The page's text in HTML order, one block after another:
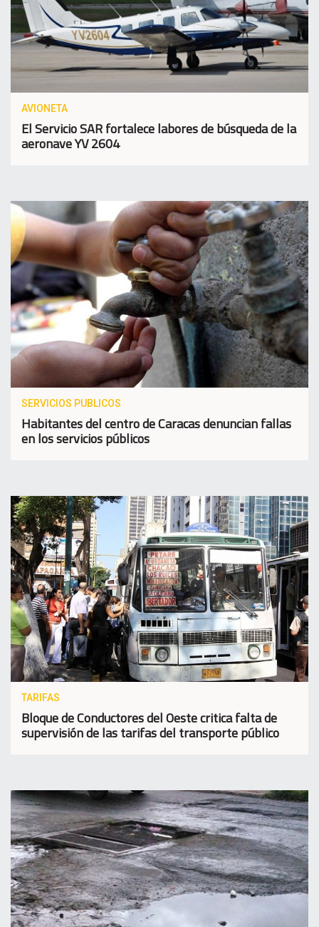
AVIONETA
El Servicio SAR fortalece labores de búsqueda de la
aeronave YV 2604
SERVICIOS PUBLICOS
Habitantes del centro de Caracas denuncian fallas
en los servicios públicos
TARIFAS
Bloque de Conductores del Oeste critica falta de
supervisión de las tarifas del transporte público